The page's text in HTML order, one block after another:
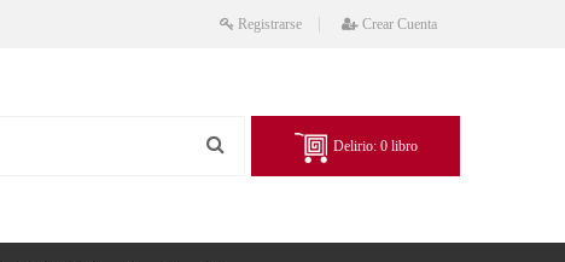
Registrarse Crear Cuenta
Delirio: 0 libro